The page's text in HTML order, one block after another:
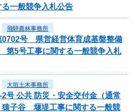
一般競争入札公告
飛騨農林事務所
0702号 県営経営体育成基盤整備
5号工事に関する一般競争入札
大垣土木事務所
号 公共 防災・安全交付金（通常
猿子谷 堰堤工事に関する一般競